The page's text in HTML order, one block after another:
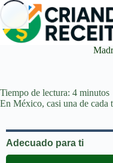
Saltar
contenido
Tiempo de lectura: 4 minutos
En México, casi una de cada
Adecuado para ti